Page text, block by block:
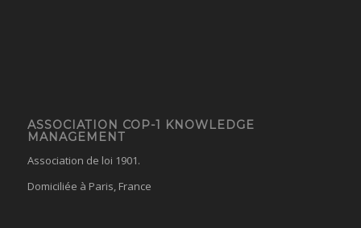
ASSOCIATION COP-1 KNOWLEDGE
MANAGEMENT
Association de loi 1901.
Domiciliée à Paris, France